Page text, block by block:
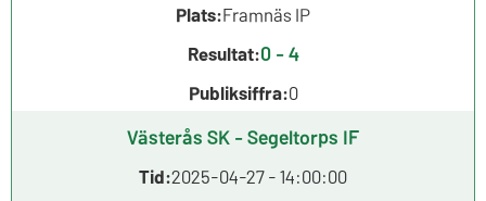
Plats:Framnäs IP
Resultat:0 - 4
Publiksiffra:0
Västerås SK - Segeltorps IF
Tid:2025-04-27 - 14:00:00